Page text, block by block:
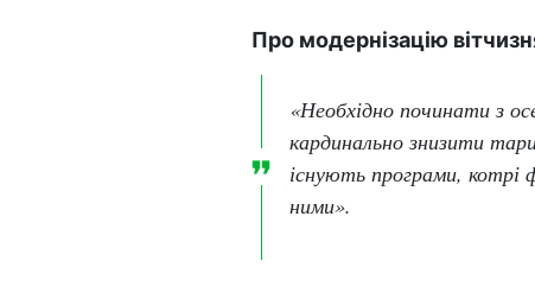
Про модернізацію
«Необхідно починати з
кардинально знизити
існують програми,
ними».